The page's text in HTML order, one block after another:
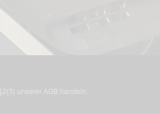
unserer AGB handeln.